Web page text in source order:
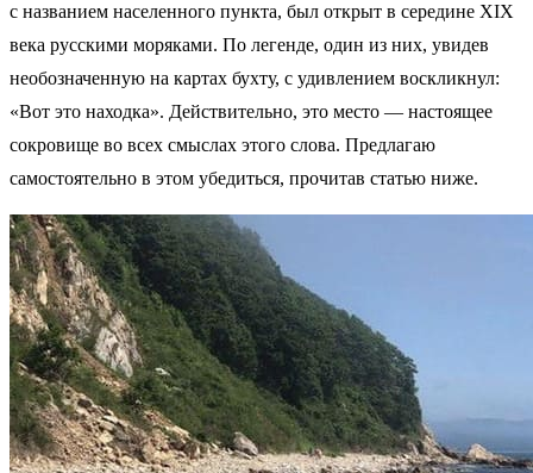
с названием населенного пункта, был открыт в середине XIX
века русскими моряками. По легенде, один из них, увидев
необозначенную на картах бухту, с удивлением воскликнул:
«Вот это находка». Действительно, это место — настоящее
сокровище во всех смыслах этого слова. Предлагаю
самостоятельно в этом убедиться, прочитав статью ниже.